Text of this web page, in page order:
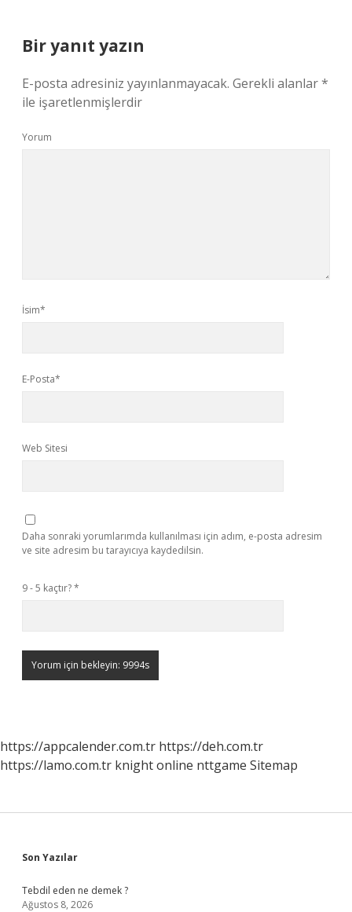
Bir yanıt yazın
E-posta adresiniz yayınlanmayacak. Gerekli alanlar*
ile işaretlenmişlerdir
Yorum
İsim*
E-Posta*
Web Sitesi
Daha sonraki yorumlarımda kullanılması için adım, e-posta adresim
ve site adresim bu tarayıcıya kaydedilsin.
9 - 5 kaçtır?*
https://appcalender.com.tr https://deh.com.tr
https://lamo.com.tr knight online nttgame Sitemap
Sidebar
Son Yazılar
Tebdil eden ne demek ?
Ağustos 8, 2026